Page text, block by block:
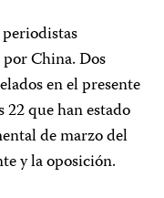
periodistas
China. Dos
en el presente
22 que han estado
de marzo del
y la oposición.